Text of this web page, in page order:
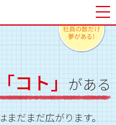
「コト」がある
まだまだ広がります。